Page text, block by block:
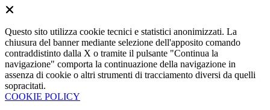
Questo sito utilizza cookie tecnici e statistici anonimizzati. La
chiusura del banner mediante selezione dell'apposito comando
contraddistinto dalla X o tramite il pulsante "Continua la
navigazione" comporta la continuazione della navigazione in
assenza di cookie o altri strumenti di tracciamento diversi da quelli
sopracitati.
COOKIE POLICY